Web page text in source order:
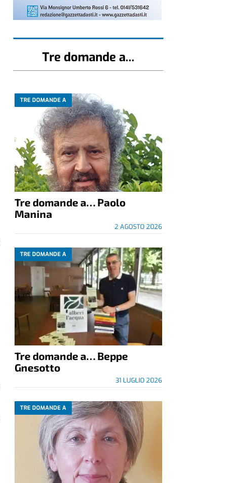
Tre domande a...
TRE DOMANDE A
Tre domande a… Paolo
Manina
2 AGOSTO 2026
TRE DOMANDE A
Tre domande a… Beppe
Gnesotto
31 LUGLIO 2026
TRE DOMANDE A